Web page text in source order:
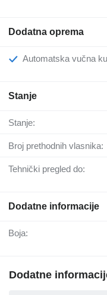
Dodatna oprema
Automatska vučna
Stanje
Stanje:
Broj prethodnih vlasnika:
Tehnički pregled do:
Dodatne informacije
Boja:
Dodatne